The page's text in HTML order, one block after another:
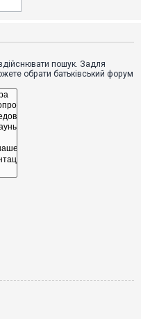
пошук. Задля
обрати батьківський форум